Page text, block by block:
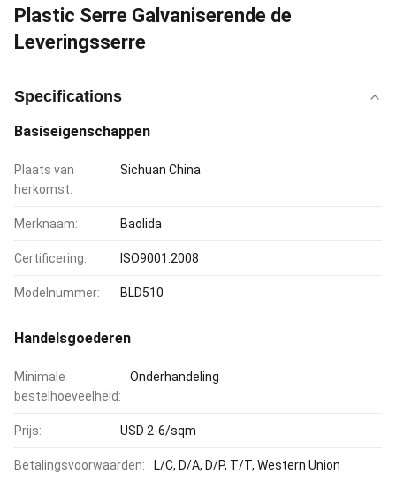
Plastic Serre Galvaniserende de
Leveringsserre
Specifications
Basiseigenschappen
Plaats van
herkomst:
Sichuan China
Merknaam: Baolida
Certificering: ISO9001:2008
Modelnummer: BLD510
Handelsgoederen
Minimale
bestelhoeveelheid:
Onderhandeling
Prijs: USD 2-6/sqm
Betalingsvoorwaarden: L/C, D/A, D/P, T/T, Western Union